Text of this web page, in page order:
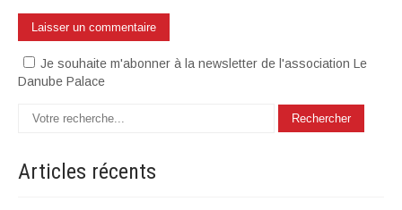
Je souhaite m'abonner à la newsletter de l'association Le
Danube Palace
Articles récents